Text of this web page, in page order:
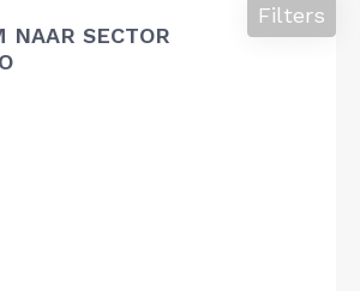
NAAR SECTOR
Filters